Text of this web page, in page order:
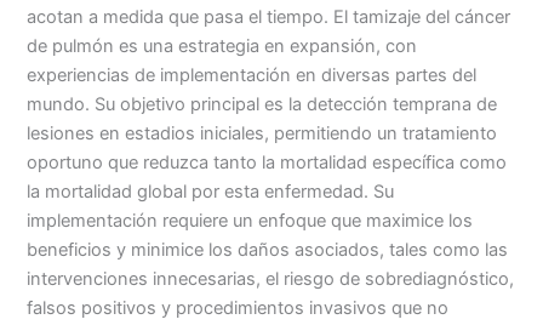
acotan a medida que pasa el tiempo. El tamizaje del cáncer
de pulmón es una estrategia en expansión, con
experiencias de implementación en diversas partes del
mundo. Su objetivo principal es la detección temprana de
lesiones en estadios iniciales, permitiendo un tratamiento
oportuno que reduzca tanto la mortalidad específica como
la mortalidad global por esta enfermedad. Su
implementación requiere un enfoque que maximice los
beneficios y minimice los daños asociados, tales como las
intervenciones innecesarias, el riesgo de sobrediagnóstico,
falsos positivos y procedimientos invasivos que no